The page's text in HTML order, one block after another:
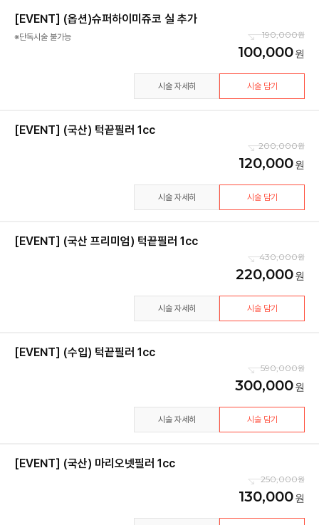
[EVENT] (옵션)슈퍼하이미쥬코 실 추가
※단독시술 불가능 190,000
100,000
시술 자세히 시술 담기
[EVENT] (국산) 턱끝필러 1cc
200,000
120,000
시술 자세히 시술 담기
[EVENT] (국산 프리미엄) 턱끝필러 1cc
430,000
220,000
시술 자세히 시술 담기
[EVENT] (수입) 턱끝필러 1cc
590,000
300,000
시술 자세히 시술 담기
[EVENT] (국산) 마리오넷필러 1cc
250,000
130,000